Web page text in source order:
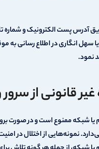
آدرس پست الکترونیک و
سهل انگاری در اطلاع رسانی
نمود.
قانونی از
شبكه ممنوع است و در صورت
نمونه‌هایی از اختلال در